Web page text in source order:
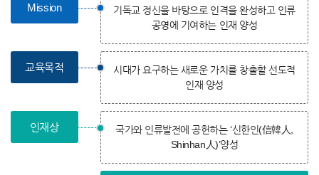
Mission
기독교 정신을 바탕으로 인격을 완성하고 인류
공영에 기여하는 인재 양성
교육목적
시대가 요구하는 새로운 가치를 창출할 선도적
인재 양성
인재상
국가와 인류발전에 공헌하는 ‘신한인(信韓人,
Shinhan人)’양성